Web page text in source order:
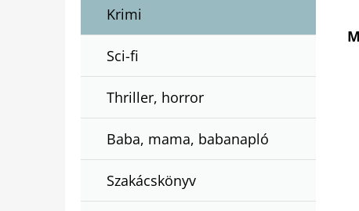
Krimi
Sci-fi
Thriller, horror
Baba, mama, babanapló
Szakácskönyv